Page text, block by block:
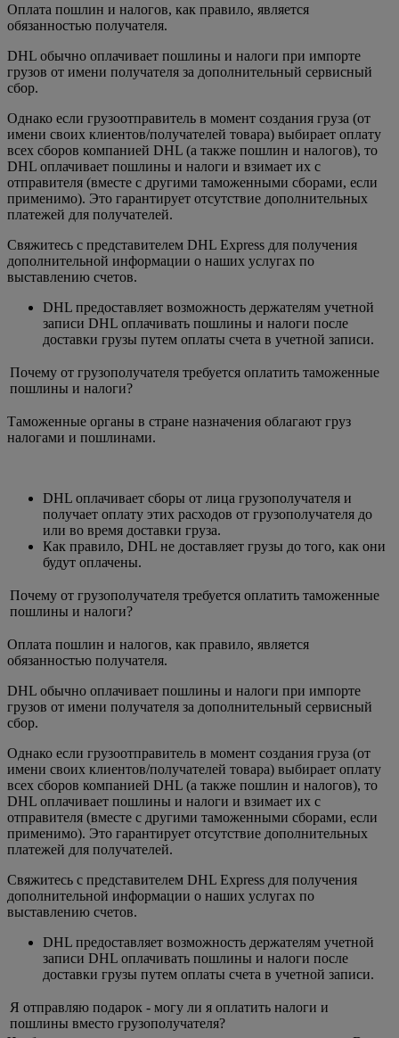
Оплата пошлин и налогов, как правило, является
обязанностью получателя.
DHL обычно оплачивает пошлины и налоги при импорте
грузов от имени получателя за дополнительный сервисный
сбор.
Однако если грузоотправитель в момент создания груза (от
имени своих клиентов/получателей товара) выбирает оплату
всех сборов компанией DHL (а также пошлин и налогов), то
DHL оплачивает пошлины и налоги и взимает их с
отправителя (вместе с другими таможенными сборами, если
применимо). Это гарантирует отсутствие дополнительных
платежей для получателей.
Свяжитесь с представителем DHL Express для получения
дополнительной информации о наших услугах по
выставлению счетов.
DHL предоставляет возможность держателям учетной
записи DHL оплачивать пошлины и налоги после
доставки грузы путем оплаты счета в учетной записи.
Почему от грузополучателя требуется оплатить таможенные
пошлины и налоги?
Таможенные органы в стране назначения облагают груз
налогами и пошлинами.
DHL оплачивает сборы от лица грузополучателя и
получает оплату этих расходов от грузополучателя до
или во время доставки груза.
Как правило, DHL не доставляет грузы до того, как они
будут оплачены.
Почему от грузополучателя требуется оплатить таможенные
пошлины и налоги?
Оплата пошлин и налогов, как правило, является
обязанностью получателя.
DHL обычно оплачивает пошлины и налоги при импорте
грузов от имени получателя за дополнительный сервисный
сбор.
Однако если грузоотправитель в момент создания груза (от
имени своих клиентов/получателей товара) выбирает оплату
всех сборов компанией DHL (а также пошлин и налогов), то
DHL оплачивает пошлины и налоги и взимает их с
отправителя (вместе с другими таможенными сборами, если
применимо). Это гарантирует отсутствие дополнительных
платежей для получателей.
Свяжитесь с представителем DHL Express для получения
дополнительной информации о наших услугах по
выставлению счетов.
DHL предоставляет возможность держателям учетной
записи DHL оплачивать пошлины и налоги после
доставки грузы путем оплаты счета в учетной записи.
Я отправляю подарок - могу ли я оплатить налоги и
пошлины вместо грузополучателя?